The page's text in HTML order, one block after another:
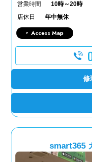
営業時間
10時～20時
店休日
年中無休
Access Map
修
smart365